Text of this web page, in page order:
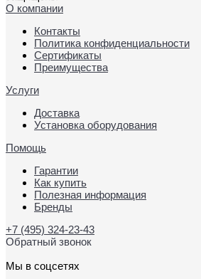
О компании
Контакты
Политика конфиденциальности
Сертификаты
Преимущества
Услуги
Доставка
Установка оборудования
Помощь
Гарантии
Как купить
Полезная информация
Бренды
+7 (495) 324-23-43
Обратный звонок
Мы в соцсетях